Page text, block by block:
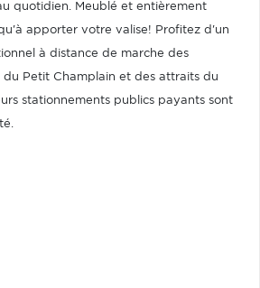
quotidien. Meublé et entièrement
apporter votre valise! Profitez d'un
à distance de marche des
du Petit Champlain et des attraits du
stationnements publics payants sont